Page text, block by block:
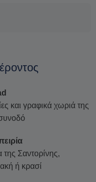
και γραφικά χωριά της
Σαντορίνης,
ή κρασί